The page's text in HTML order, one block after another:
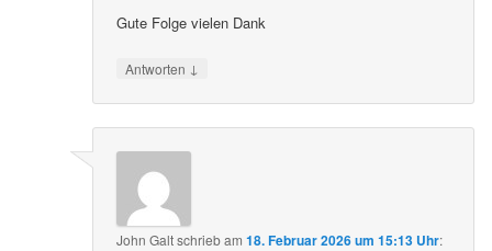
Gute Folge vielen Dank
Antworten ↓
John Galtschriebam18. Februar 2026 um 15:13 Uhr: